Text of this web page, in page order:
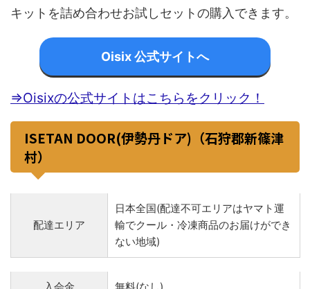
キットを詰め合わせお試しセットの購入できます。
Oisix 公式サイトへ
⇒Oisixの公式サイトはこちらをクリック！
ISETAN DOOR(伊勢丹ドア)（石狩郡新篠津
村）
配達エリア
日本全国(配達不可エリアはヤマト運
輸でクール・冷凍商品のお届けができ
ない地域)